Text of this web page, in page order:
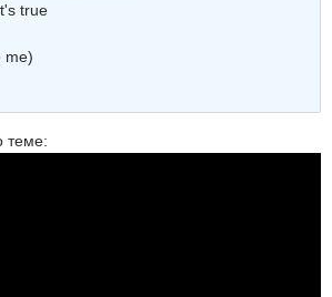
true
me)
теме: